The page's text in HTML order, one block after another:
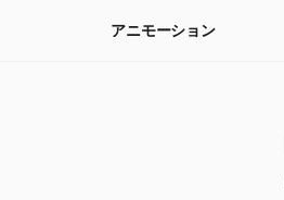
アニモーション